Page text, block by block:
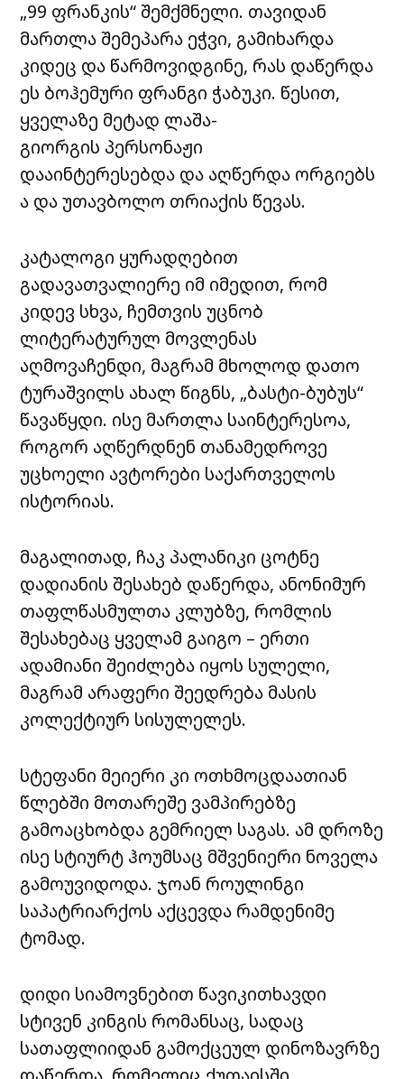
„99 ფრანკის“ შემქმნელი. თავიდან
მართლა შემეპარა ეჭვი, გამიხარდა
კიდეც და წარმოვიდგინე, რას დაწერდა
ეს ბოჰემური ფრანგი ჭაბუკი. წესით,
ყველაზე მეტად ლაშა-
გიორგის პერსონაჟი
დააინტერესებდა და აღწერდა ორგიებს
ა და უთავბოლო თრიაქის წევას.
კატალოგი ყურადღებით
გადავათვალიერე იმ იმედით, რომ
კიდევ სხვა, ჩემთვის უცნობ
ლიტერატურულ მოვლენას
აღმოვაჩენდი, მაგრამ მხოლოდ დათო
ტურაშვილს ახალ წიგნს, „ბასტი-ბუბუს“
წავაწყდი. ისე მართლა საინტერესოა,
როგორ აღწერდნენ თანამედროვე
უცხოელი ავტორები საქართველოს
ისტორიას.
მაგალითად, ჩაკ პალანიკი ცოტნე
დადიანის შესახებ დაწერდა, ანონიმურ
თაფლწასმულთა კლუბზე, რომლის
შესახებაც ყველამ გაიგო – ერთი
ადამიანი შეიძლება იყოს სულელი,
მაგრამ არაფერი შეედრება მასის
კოლექტიურ სისულელეს.
სტეფანი მეიერი კი ოთხმოცდაათიან
წლებში მოთარეშე ვამპირებზე
გამოაცხობდა გემრიელ საგას. ამ დროზე
ისე სტიურტ ჰოუმსაც მშვენიერი ნოველა
გამოუვიდოდა. ჯოან როულინგი
საპატრიარქოს აქცევდა რამდენიმე
ტომად.
დიდი სიამოვნებით წავიკითხავდი
სტივენ კინგის რომანსაც, სადაც
სათაფლიიდან გამოქცეულ დინოზავრზე